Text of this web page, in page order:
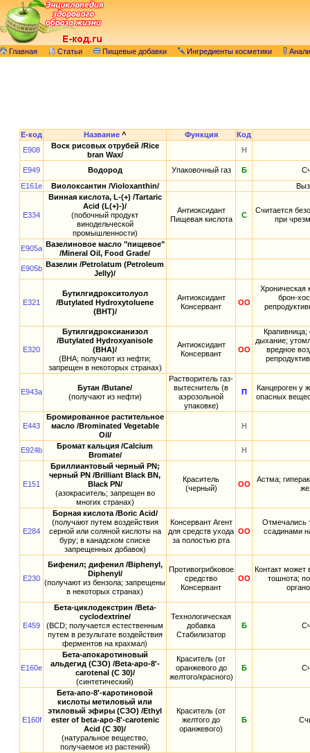
Главная Статьи Пищевые добавки Ингредиенты косметики
E-код Название ^ Функция
Код
E908
Воск рисовых отрубей /Rice
bran Wax/
Н
E949 Водород Упаковочный газ Б
E161e
Виолоксантин /Violoxanthin/
E334
Винная кислота, L-(+) /Tartaric
Acid (L(+)-)/
(побочный продукт
винодельческой
промышленности)
Антиоксидант
Пищевая кислота
С
Считается
при
E905a Вазелиновое масло "пищевое"
/Mineral Oil, Food Grade/
E905b Вазелин /Petrolatum (Petroleum
Jelly)/
E321
Бутилгидрокситолуол
/Butylated Hydroxytoluene
(BHT)/
Антиоксидант
Консервант
ОО
Хроническая
брон-
E320
Бутилгидроксианизол
/Butylated Hydroxyanisole
(BHA)/
(ВНА; получают из нефти;
запрещен в некоторых странах)
Антиоксидант
Консервант
ОО
Крапивница;
дыхание;
вредное
E943a
Бутан /Butane/
(получают из нефти)
Растворитель газ-
вытеснитель (в
аэрозольной
упаковке)
П
Канцероген у
опасных
E443
Бромированное растительное
масло /Brominated Vegetable
Oil/
Н
E924b
Бромат кальция /Calcium
Bromate/
Н
E151
Бриллиантовый черный PN;
черный PN /Brilliant Black BN,
Black PN/
(азокраситель; запрещен во
многих странах)
Краситель
(черный)
ОО
Астма;
E284
Борная кислота /Boric Acid/
(получают путем воздействия
серной или соляной кислоты на
буру; в канадском списке
запрещенных добавок)
Консервант Агент
для средств ухода
за полостью рта
ОО
Отмечались
ссадинами
E230
Бифенил; дифенил /Biphenyl,
Diphenyl/
(получают из бензола; запрещены
в некоторых странах)
Противогрибковое
средство
Консервант
ОО
Контакт может
тошнота;
E459
Бета-циклодекстрин /Beta-
cyclodextrine/
(BCD; получается естественным
путем в результате воздействия
ферментов на крахмал)
Технологическая
добавка
Стабилизатор
Б
E160e
Бета-апокаротиновый
альдегид (СЗО) /Beta-apo-8'-
carotenal (C 30)/
(синтетический)
Краситель (от
оранжевого до
желтого/красного)
Б
E160f
Бета-апо-8'-каротиновой
кислоты метиловый или
этиловый эфиры (СЗО) /Ethyl
ester of beta-apo-8'-carotenic
Acid (C 30)/
(натуральное вещество,
получаемое из растений)
Краситель (от
желтого до
оранжевого)
Б